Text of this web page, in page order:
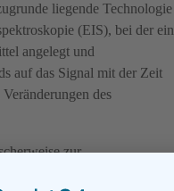
liegende Technologie
(EIS), bei der ein
angelegt und
auf das Signal mit der Zeit
des
zur
der